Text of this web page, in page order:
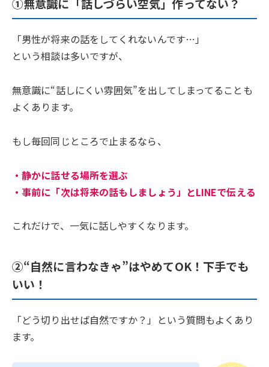
「男性が将来の話をしてくれないんです…」
という相談は多いですが、
無意識に“話しにくい雰囲気”を出してしまってることも
よくあります。
もし毎回同じところで止まるなら、
・静かに話せる場所を選ぶ
・事前に「次は将来の話もしましょう」とLINEで伝える
これだけで、一気に話しやすくなります。
②“自然に言わなきゃ”はやめてOK！下手でも
いい！
「どう切り出せば自然ですか？」という質問もよくあり
ます。